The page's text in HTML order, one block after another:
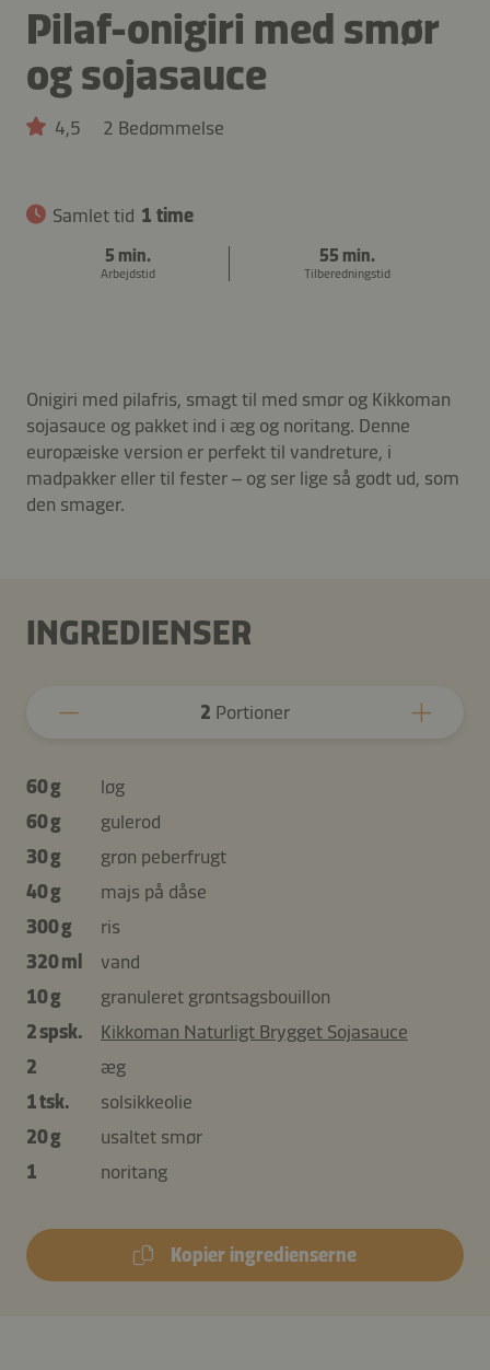
Pilaf-onigiri med smør
og sojasauce
4,5 2 Bedømmelse
Samlet tid 1 time
5 min.
Arbejdstid
55 min.
Tilberedningstid
Onigiri med pilafris, smagt til med smør og Kikkoman
sojasauce og pakket ind i æg og noritang. Denne
europæiske version er perfekt til vandreture, i
madpakker eller til fester – og ser lige så godt ud, som
den smager.
INGREDIENSER
2 Portioner
60 g
løg
60 g
gulerod
30 g
grøn peberfrugt
40 g
majs på dåse
300 g
ris
320 ml
vand
10 g
granuleret grøntsagsbouillon
2 spsk.
Kikkoman Naturligt Brygget Sojasauce
2
æg
1 tsk.
solsikkeolie
20 g
usaltet smør
1
noritang
Kopier ingredienserne